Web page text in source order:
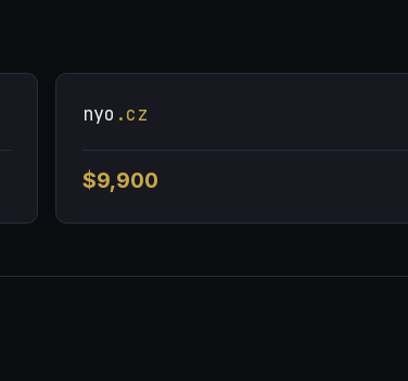
nyo .cz
$9,900